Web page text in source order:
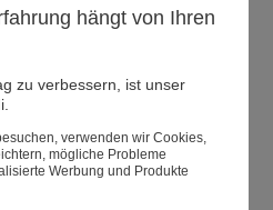
hängt von Ihren
zu verbessern, ist unser
verwenden wir Cookies,
mögliche Probleme
Werbung und Produkte